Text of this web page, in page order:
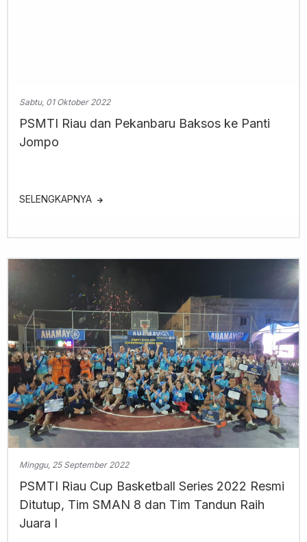
Sabtu, 01 Oktober 2022
PSMTI Riau dan Pekanbaru Baksos ke Panti
Jompo
SELENGKAPNYA
Minggu, 25 September 2022
PSMTI Riau Cup Basketball Series 2022 Resmi
Ditutup, Tim SMAN 8 dan Tim Tandun Raih
Juara I